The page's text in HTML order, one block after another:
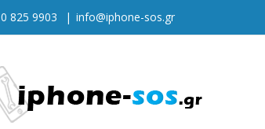
825 9903 | info@iphone-sos.gr